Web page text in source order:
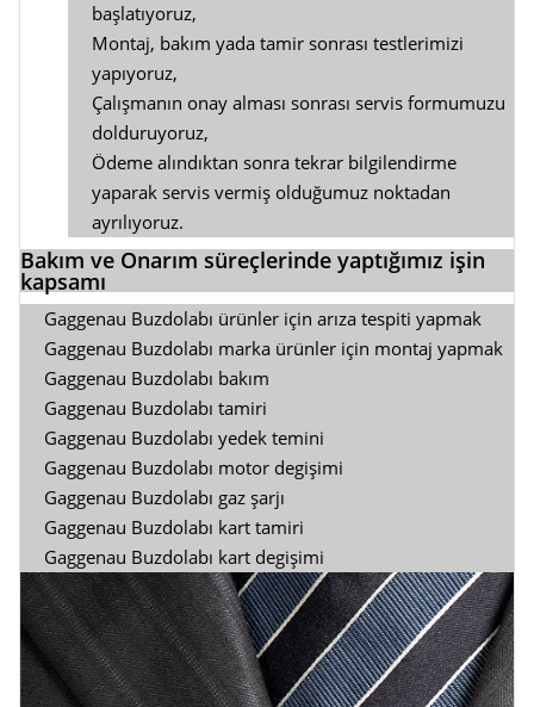
başlatıyoruz,
Montaj, bakım yada tamir sonrası testlerimizi
yapıyoruz,
Çalışmanın onay alması sonrası servis formumuzu
dolduruyoruz,
Ödeme alındıktan sonra tekrar bilgilendirme
yaparak servis vermiş olduğumuz noktadan
ayrılıyoruz.
Bakım ve Onarım süreçlerinde yaptığımız işin
kapsamı
Gaggenau Buzdolabı ürünler için arıza tespiti yapmak
Gaggenau Buzdolabı marka ürünler için montaj yapmak
Gaggenau Buzdolabı bakım
Gaggenau Buzdolabı tamiri
Gaggenau Buzdolabı yedek temini
Gaggenau Buzdolabı motor degişimi
Gaggenau Buzdolabı gaz şarjı
Gaggenau Buzdolabı kart tamiri
Gaggenau Buzdolabı kart degişimi